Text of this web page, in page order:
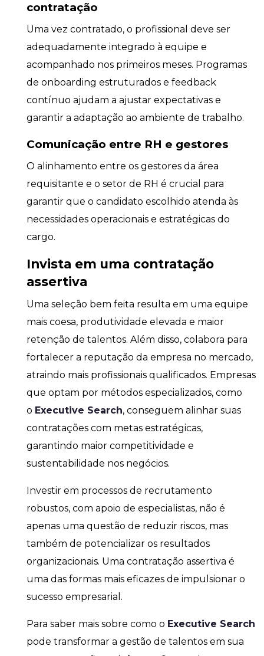
contratação
Uma vez contratado, o profissional deve ser
adequadamente integrado à equipe e
acompanhado nos primeiros meses. Programas
de onboarding estruturados e feedback
contínuo ajudam a ajustar expectativas e
garantir a adaptação ao ambiente de trabalho.
Comunicação entre RH e gestores
O alinhamento entre os gestores da área
requisitante e o setor de RH é crucial para
garantir que o candidato escolhido atenda às
necessidades operacionais e estratégicas do
cargo.
Invista em uma contratação
assertiva
Uma seleção bem feita resulta em uma equipe
mais coesa, produtividade elevada e maior
retenção de talentos. Além disso, colabora para
fortalecer a reputação da empresa no mercado,
atraindo mais profissionais qualificados. Empresas
que optam por métodos especializados, como
o Executive Search, conseguem alinhar suas
contratações com metas estratégicas,
garantindo maior competitividade e
sustentabilidade nos negócios.
Investir em processos de recrutamento
robustos, com apoio de especialistas, não é
apenas uma questão de reduzir riscos, mas
também de potencializar os resultados
organizacionais. Uma contratação assertiva é
uma das formas mais eficazes de impulsionar o
sucesso empresarial.
Para saber mais sobre como o Executive Search
pode transformar a gestão de talentos em sua